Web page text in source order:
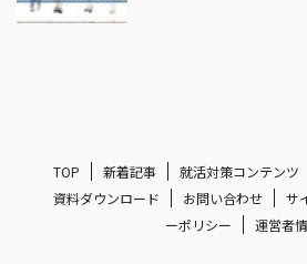
TOP 新着記事 就活対策コンテンツ
資料ダウンロード
お問い合わせ サ
ーポリシー
運営者